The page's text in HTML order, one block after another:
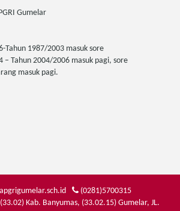
Gumelar
Tahun 1987/2003 masuk sore
– Tahun 2004/2006 masuk pagi, sore
masuk pagi.
(0281)5700315
Kab. Banyumas, (33.02.15) Gumelar, JL.